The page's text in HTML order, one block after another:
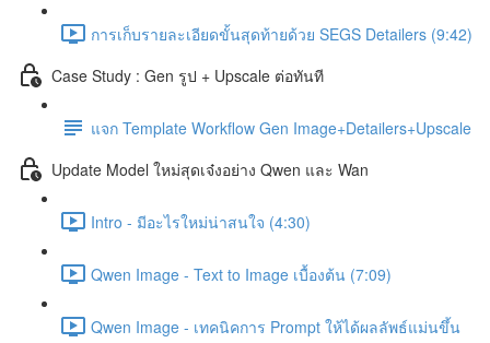
การเก็บรายละเอียดขั้นสุดท้ายด้วย SEGS Detailers (9:42)
Case Study : Gen รูป + Upscale ต่อทันที
แจก Template Workflow Gen Image+Detailers+Upscale
Update Model ใหม่สุดเจ๋งอย่าง Qwen และ Wan
Intro - มีอะไรใหม่น่าสนใจ (4:30)
Qwen Image - Text to Image เบื้องต้น (7:09)
Qwen Image - เทคนิคการ Prompt ให้ได้ผลลัพธ์แม่นขึ้น